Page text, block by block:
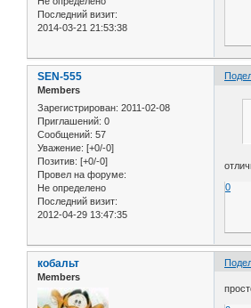
Последний визит:
2014-03-21 21:53:38
SEN-555
Members
Зарегистрирован: 2011-02-08
Приглашений: 0
Сообщений: 57
Уважение: [+0/-0]
Позитив: [+0/-0]
Провел на форуме:
Не определено
Последний визит:
2012-04-29 13:47:35
0
кобальт
Members